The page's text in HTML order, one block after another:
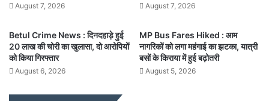
August 7, 2026 August 7, 2026
Betul Crime News : दिनदहाड़े हुई
20 लाख की चोरी का खुलासा, दो आरोपियों
को किया गिरफ्तार
August 6, 2026
MP Bus Fares Hiked : आम
नागरिकों को लगा महंगाई का झटका, यात्री
बसों के किराया में हुई बढ़ोतरी
August 5, 2026